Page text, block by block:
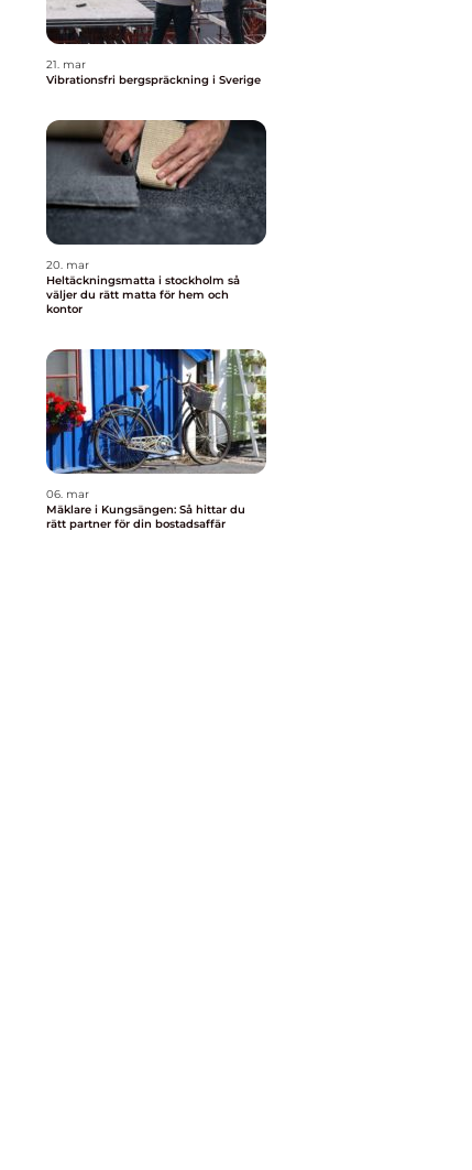
21. mar
Vibrationsfri bergspräckning i Sverige
20. mar
Heltäckningsmatta i stockholm så
väljer du rätt matta för hem och
kontor
06. mar
Mäklare i Kungsängen: Så hittar du
rätt partner för din bostadsaffär